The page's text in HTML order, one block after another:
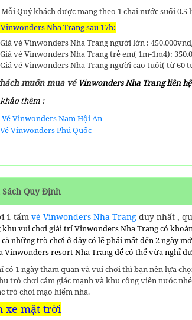
Quý khách được mang theo 1 chai nước suối
Nha Trang sau 17h:
Giá vé Vinwonders Nha Trang người lớn :
Giá vé Vinwonders Nha Trang trẻ em( 1m-1m4):
Giá vé Vinwonders Nha Trang người cao tuổi( từ 60
muốn mua vé Vinwonders Nha Trang liên
thêm :
Vé Vinwonders Nam Hội An
Vé Vinwonders Phú Quốc
Quy Định
1 tấm vé Vinwonders Nha Trang duy nhất ,
khu vui chơi giải trí Vinwonders Nha Trang có
những trò chơi ở đây có lẽ phải mất đến 2 ngày
Vinwonders resort Nha Trang để có thể vừa nghỉ
có 1 ngày tham quan và vui chơi thì bạn nên lựa
trò chơi cảm giác mạnh và khu công viên nước
trò chơi mạo hiểm nha.
xe mặt trời